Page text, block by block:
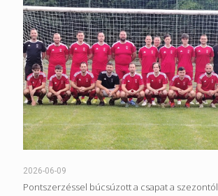
2026-06-09
Pontszerzéssel búcsúzott a csapat a szezontól